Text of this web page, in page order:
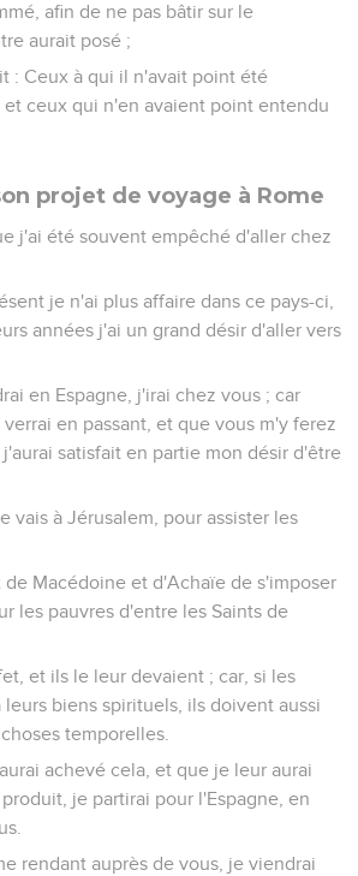
afin de ne pas bâtir sur le
aurait posé ;
: Ceux à qui il n'avait point été
et ceux qui n'en avaient point entendu
projet de voyage à Rome
j'ai été souvent empêché d'aller chez
je n'ai plus affaire dans ce pays-ci,
années j'ai un grand désir d'aller vers
en Espagne, j'irai chez vous ; car
en passant, et que vous m'y ferez
satisfait en partie mon désir d'être
vais à Jérusalem, pour assister les
de Macédoine et d'Achaïe de s'imposer
les pauvres d'entre les Saints de
et ils le leur devaient ; car, si les
leurs biens spirituels, ils doivent aussi
temporelles.
achevé cela, et que je leur aurai
je partirai pour l'Espagne, en
rendant auprès de vous, je viendrai